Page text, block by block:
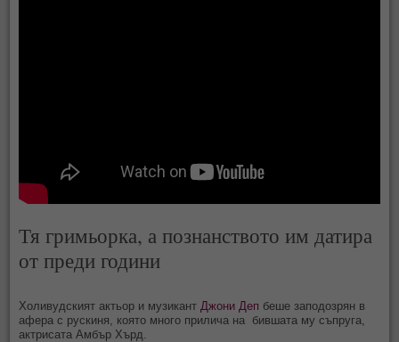
Тя гримьорка, а познанството им датира
от преди години
Холивудският актьор и музикантДжони Деп беше заподозрян в
афера с рускиня, която много прилича на бившата му съпруга,
актрисата Амбър Хърд.